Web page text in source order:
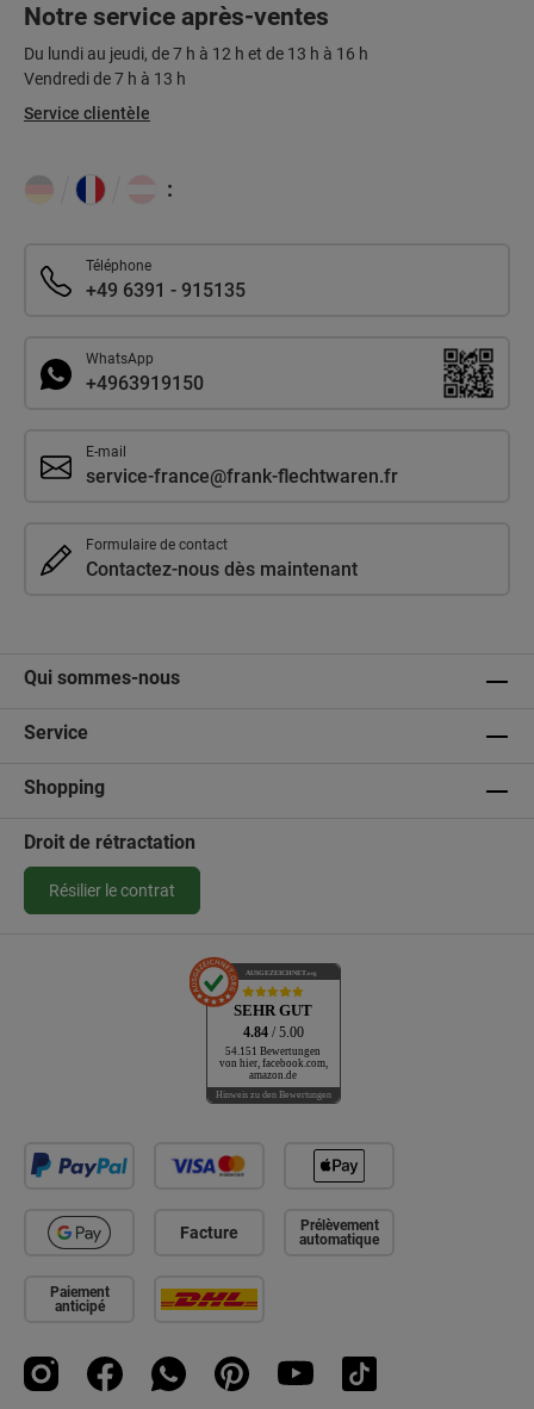
Notre service après-ventes
Du lundi au jeudi, de 7 h à 12 h et de 13 h à 16 h
Vendredi de 7 h à 13 h
Service clientèle
:
Téléphone
+49 6391 - 915135
WhatsApp
+4963919150
E-mail
service-france@frank-flechtwaren.fr
Formulaire de contact
Contactez-nous dès maintenant
Qui sommes-nous
Service
Shopping
Droit de rétractation
Résilier le contrat
AUSGEZEICHNET.org
SEHR GUT
4.84 / 5.00
54.151 Bewertungen
von hier, facebook.com,
amazon.de
Hinweis zu den Bewertungen
Facture
Prélèvement
automatique
Paiement
anticipé
InstagramFacebookWhatsApp PinterestYouTubeTikTok